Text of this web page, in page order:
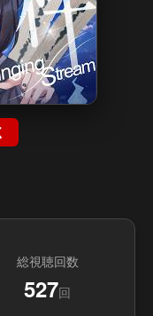
総視聴回数
527回